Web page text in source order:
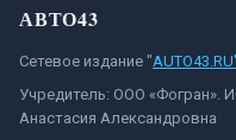
АВТО43
Сетевое издание "
Учредитель: ООО «Фогран».
Анастасия Александровна